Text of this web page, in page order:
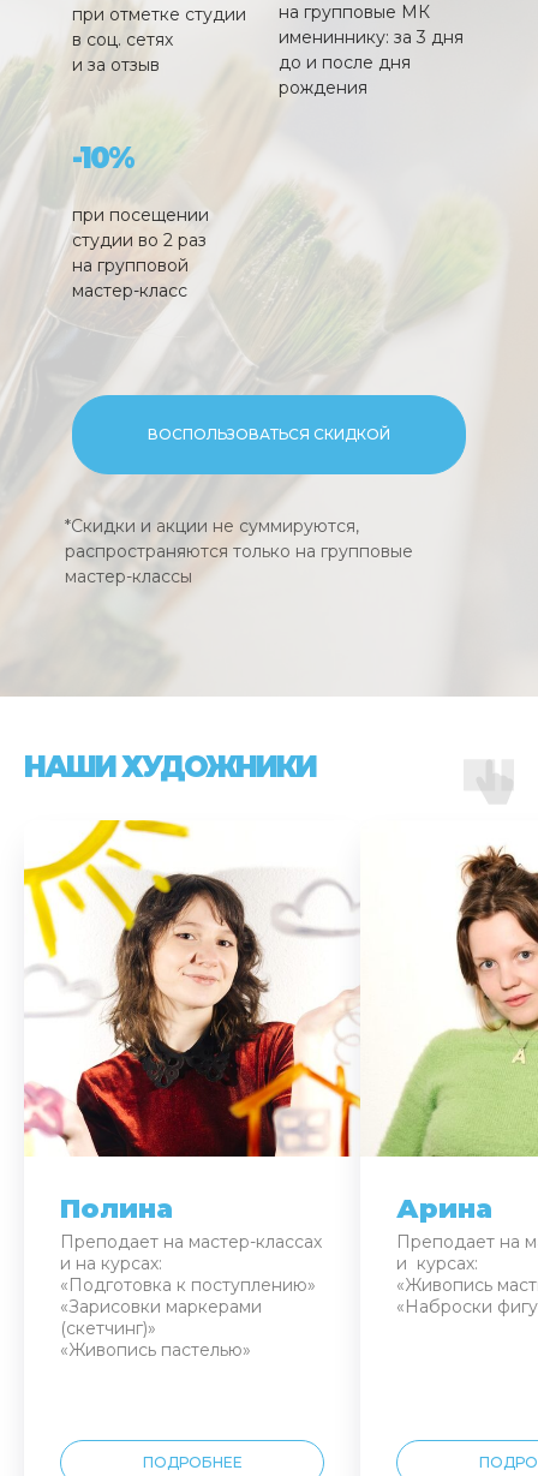
*Скидки и акции не суммируются,
распространяются только на групповые
мастер-классы
ВОСПОЛЬЗОВАТЬСЯ СКИДКОЙ
при посещении
студии во 2 раз
на групповой
мастер-класс
-10%
на групповые МК
имениннику: за 3 дня
до и после дня
рождения
при отметке студии
в соц. сетях
и за отзыв
НАШИ ХУДОЖНИКИ
Полина
Преподает на мастер-классах
и на курсах:
«Подготовка к поступлению»
«Зарисовки маркерами
(скетчинг)»
«Живопись пастелью»
ПОДРОБНЕЕ
Арина
Преподает на
и курсах:
«Живопись
«Наброски